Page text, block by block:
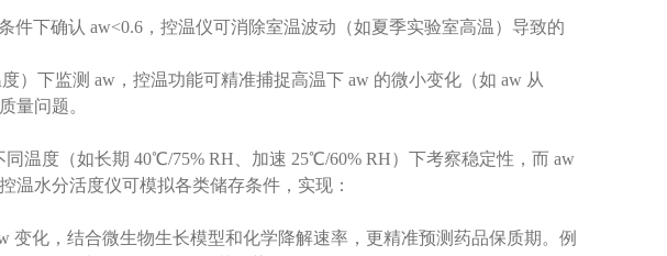
件下确认 aw<0.6，控温仪可消除室温波动（如夏季实验室高温）导致的
）下监测 aw，控温功能可精准捕捉高温下 aw 的微小变化（如 aw 从
量问题。
温度（如长期 40℃/75% RH、加速 25℃/60% RH）下考察稳定性，而 aw
温水分活度仪可模拟各类储存条件，实现：
变化，结合微生物生长模型和化学降解速率，更精准预测药品保质期。例